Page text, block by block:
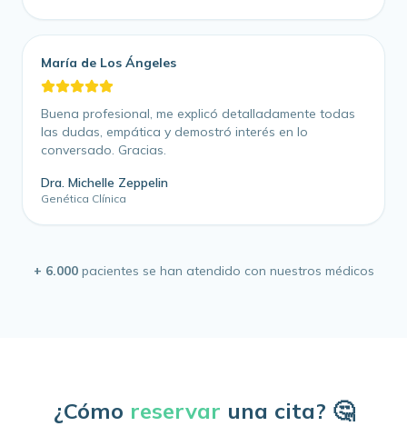
María de Los Ángeles
Buena profesional, me explicó detalladamente todas
las dudas, empática y demostró interés en lo
conversado. Gracias.
Dra. Michelle Zeppelin
Genética Clínica
+ 6.000pacientes se han atendido con nuestros médicos
¿Cómo reservar una cita? 🤔